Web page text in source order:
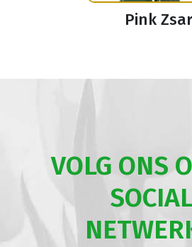
Pink Zsar
VOLG ONS